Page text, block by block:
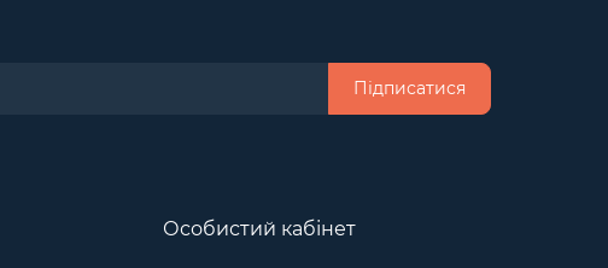
Підписатися
Особистий кабінет